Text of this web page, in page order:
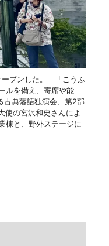
ープンした。 「こうふ
ルを備え、寄席や能
古典落語独演会、第2部
使の宮沢和史さんによ
棟と、野外ステージに